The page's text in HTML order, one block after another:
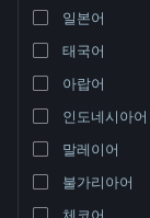
Steam 모바일 앱 다
PC 웹사이트 보기
일본어
태국어
아랍어
인도네시아어
말레이어
불가리아어
검색 결과가 0개 있
습니다.